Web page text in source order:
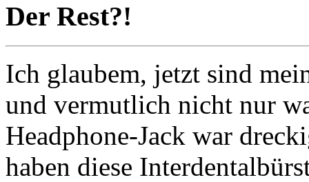
Der Rest?!
Ich glaubem, jetzt sind
und vermutlich nicht nur
Headphone-Jack war
haben diese